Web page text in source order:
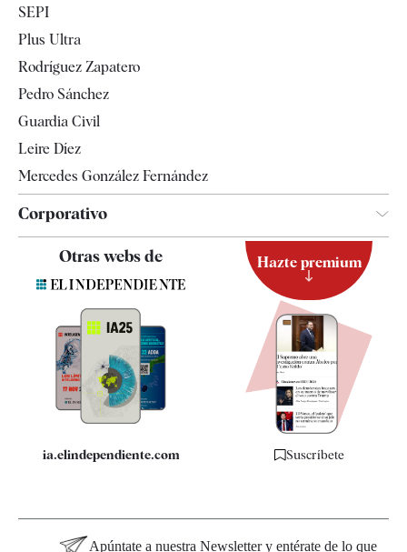
Televisión
SEPI
Plus Ultra
Rodríguez Zapatero
Pedro Sánchez
Guardia Civil
Leire Díez
Mercedes González Fernández
Corporativo
Contacto
Quiénes somos
Especificaciones
Otras webs de
ia.elindependiente.com
Hazte premium
Suscríbete
Apúntate a nuestra Newsletter y entérate de lo que